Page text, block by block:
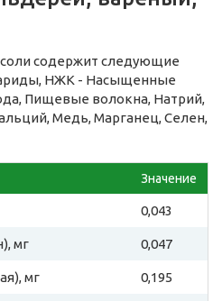
содержит следующие
НЖК - Насыщенные
Пищевые волокна, Натрий,
Медь, Марганец, Селен,
Значение
0,043
мг 0,047
мг 0,195